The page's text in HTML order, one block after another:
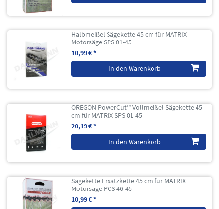
Halbmeißel Sägekette 45 cm für MATRIX
Motorsäge SPS 01-45
10,99 € *
In den Warenkorb
OREGON PowerCut™ Vollmeißel Sägekette 45
cm für MATRIX SPS 01-45
20,19 € *
In den Warenkorb
Sägekette Ersatzkette 45 cm für MATRIX
Motorsäge PCS 46-45
10,99 € *